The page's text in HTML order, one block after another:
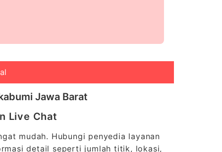
Jawa Barat
Live Chat
mudah. Hubungi penyedia layanan
detail seperti jumlah titik, lokasi,